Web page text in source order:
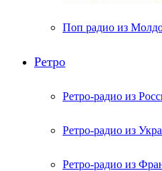
Поп радио из
Ретро
Ретро-радио из
Ретро-радио из
Ретро-радио из